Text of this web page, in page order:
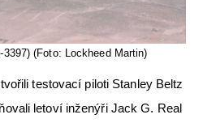
3397) (Foto: Lockheed Martin)
testovací piloti Stanley Beltz
letoví inženýři Jack G. Real